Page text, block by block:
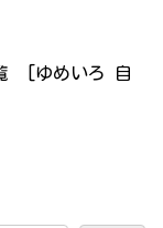
[ゆめいろ 自